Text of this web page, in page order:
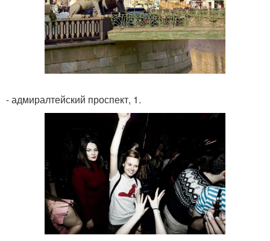
- адмиралтейский проспект, 1.